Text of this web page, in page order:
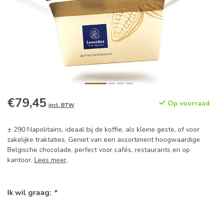
€79,45 incl. BTW Op voorraad
± 290 Napolitains, ideaal bij de koffie, als kleine geste, of voor
zakelijke traktaties. Geniet van een assortiment hoogwaardige
Belgische chocolade, perfect voor cafés, restaurants en op
kantoor. Lees meer.
Ik wil graag: *